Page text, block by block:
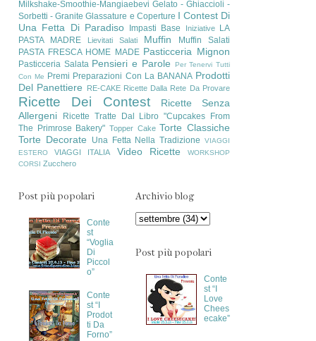
Milkshake-Smoothie-Mangiaebevi Gelato - Ghiaccioli -
Sorbetti - Granite Glassature e Coperture I Contest Di
Una Fetta Di Paradiso Impasti Base Iniziative
LA
PASTA MADRE
Lievitati Salati Muffin
Muffin Salati
PASTA FRESCA HOME MADE Pasticceria Mignon
Pasticceria Salata Pensieri e Parole
Per Tenervi Tutti
Con Me Premi Preparazioni Con La BANANA Prodotti
Del Panettiere
RE-CAKE Ricette Dalla Rete Da Provare
Ricette Dei Contest
Ricette Senza
Allergeni
Ricette Tratte Dal Libro "Cupcakes From
The Primrose Bakery" Topper Cake Torte Classiche
Torte Decorate
Una Fetta Nella Tradizione
VIAGGI
ESTERO
VIAGGI ITALIA Video Ricette
WORKSHOP
CORSI Zucchero
Post più popolari
Conte
st
“Voglia
Di
Piccol
o”
Conte
st “I
Prodot
ti Da
Forno”
Archivio blog
Post più popolari
Conte
st “I
Love
Chees
ecake”